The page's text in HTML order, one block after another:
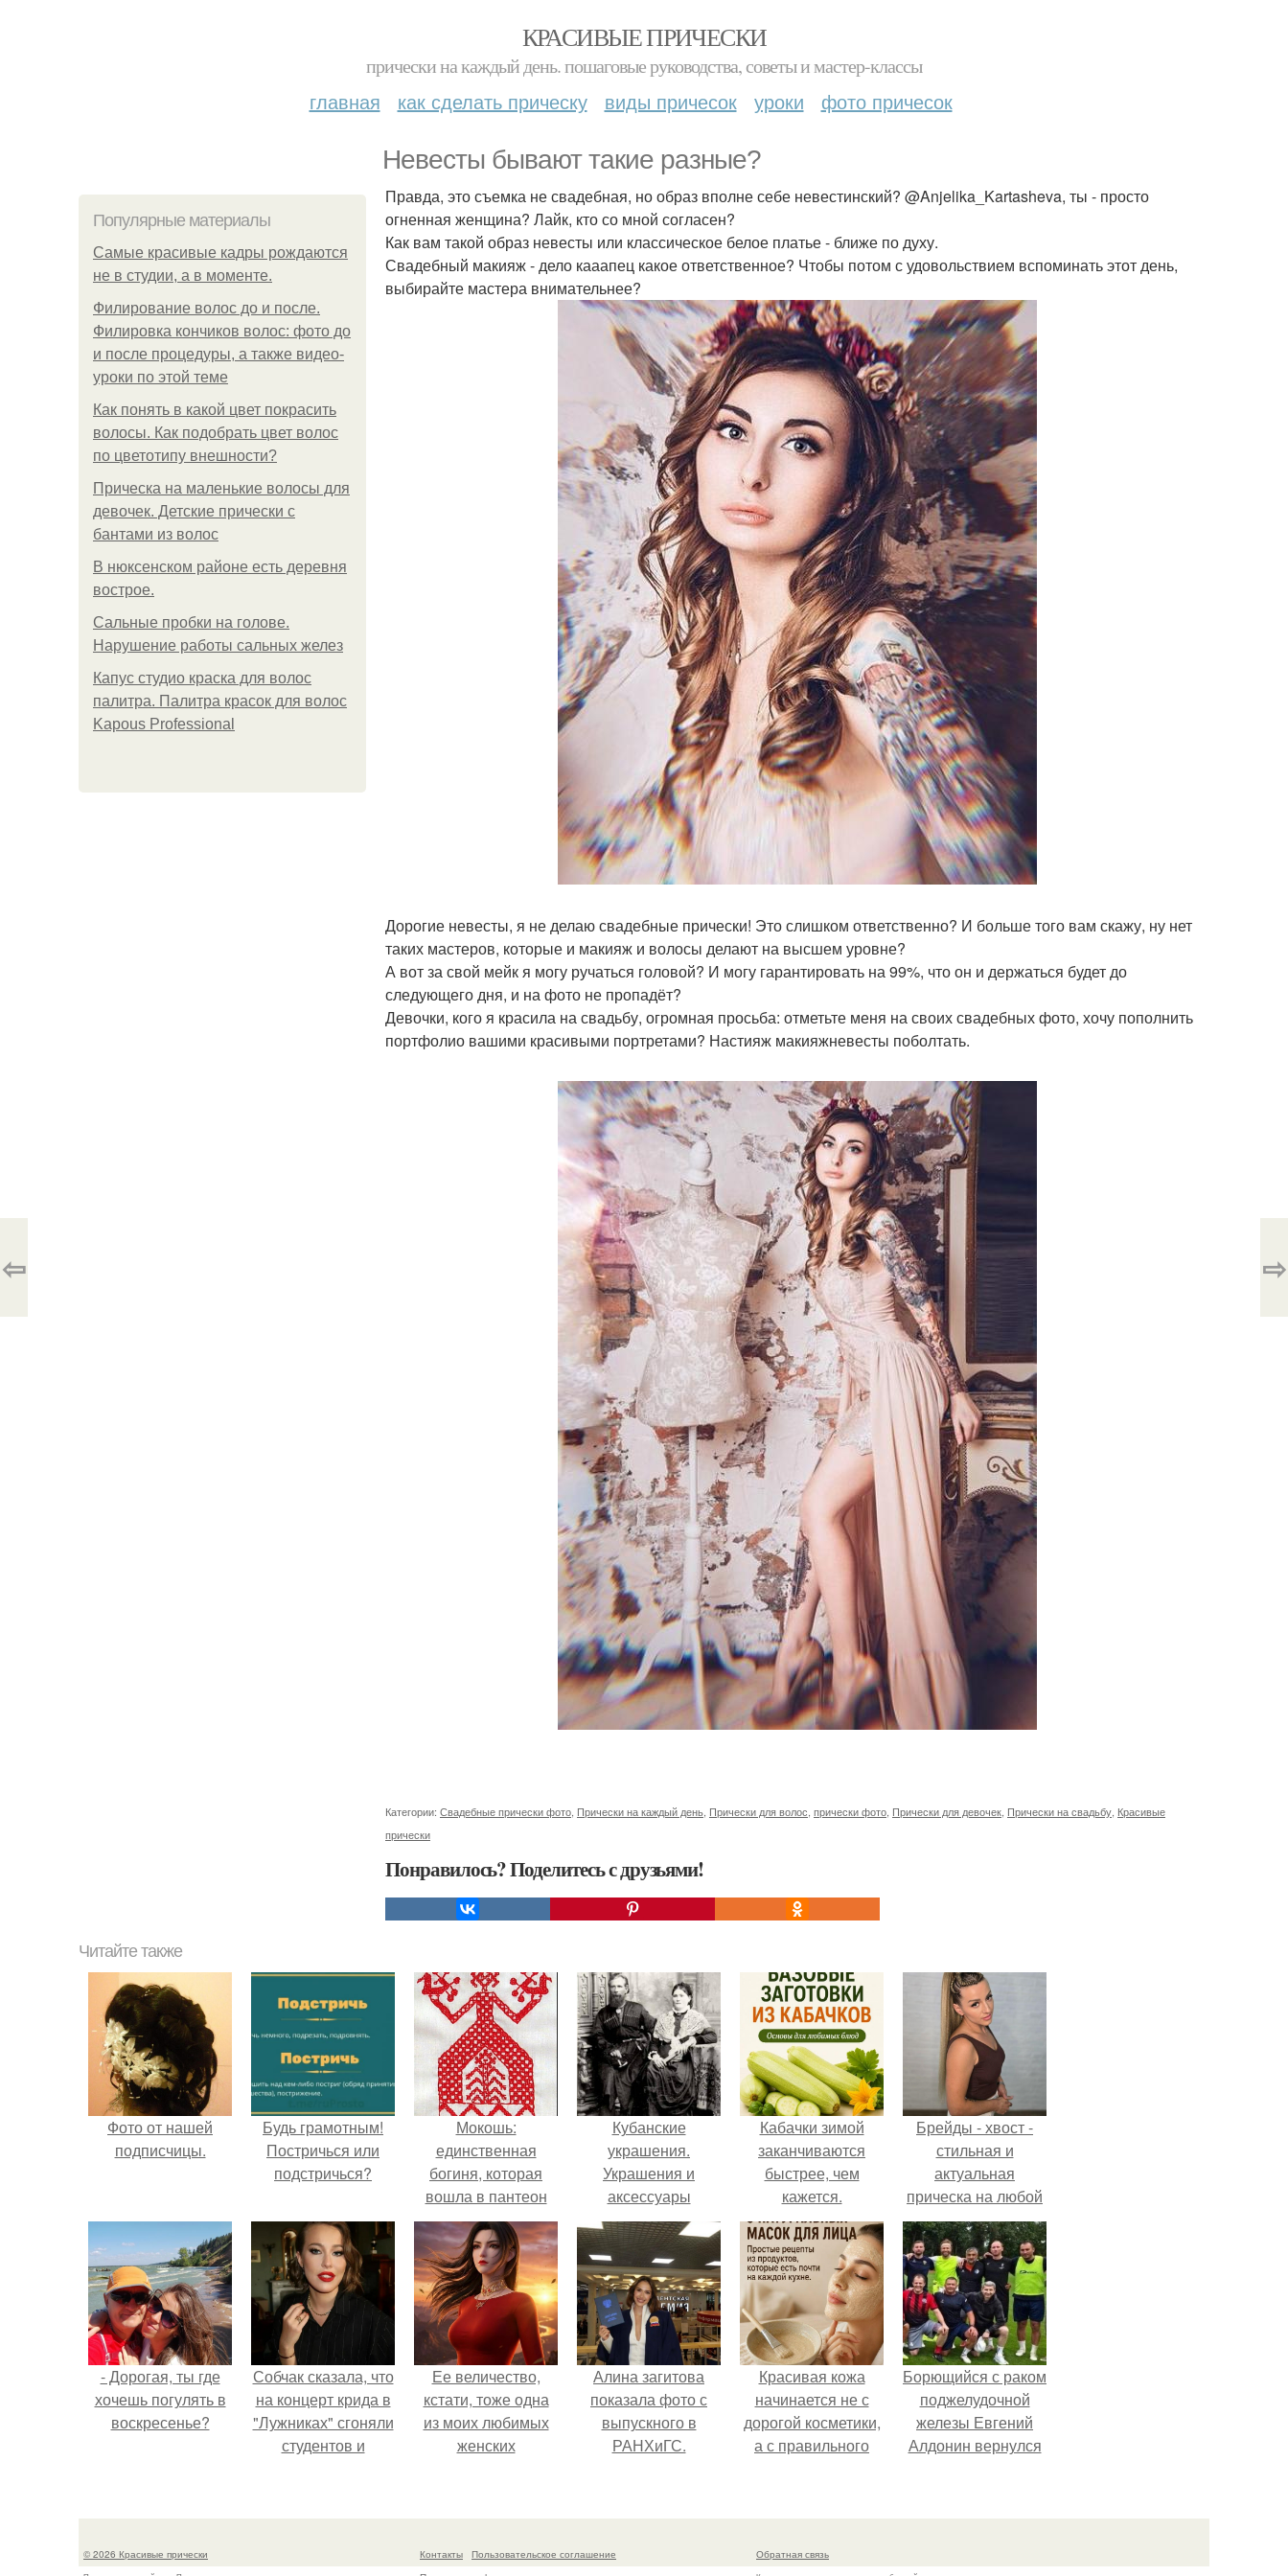
КРАСИВЫЕ ПРИЧЕСКИ
прически на каждый день. пошаговые руководства, советы и мастер-классы
главная как сделать прическу виды причесок уроки фото причесок
Невесты бывают такие разные?
Популярные материалы
Самые красивые кадры рождаются
не в студии, а в моменте.
Филирование волос до и после.
Филировка кончиков волос: фото до
и после процедуры, а также видео-
уроки по этой теме
Как понять в какой цвет покрасить
волосы. Как подобрать цвет волос
по цветотипу внешности?
Прическа на маленькие волосы для
девочек. Детские прически с
бантами из волос
В нюксенском районе есть деревня
вострое.
Сальные пробки на голове.
Нарушение работы сальных желез
Капус студио краска для волос
палитра. Палитра красок для волос
Kapous Professional
Правда, это съемка не свадебная, но образ вполне себе невестинский? @Anjelika_Kartasheva, ты - просто
огненная женщина? Лайк, кто со мной согласен?
Как вам такой образ невесты или классическое белое платье - ближе по духу.
Свадебный макияж - дело кааапец какое ответственное? Чтобы потом с удовольствием вспоминать этот день,
выбирайте мастера внимательнее?
Дорогие невесты, я не делаю свадебные прически! Это слишком ответственно? И больше того вам скажу, ну нет
таких мастеров, которые и макияж и волосы делают на высшем уровне?
А вот за свой мейк я могу ручаться головой? И могу гарантировать на 99%, что он и держаться будет до
следующего дня, и на фото не пропадёт?
Девочки, кого я красила на свадьбу, огромная просьба: отметьте меня на своих свадебных фото, хочу пополнить
портфолио вашими красивыми портретами? Настияж макияжневесты поболтать.
Категории: Свадебные прически фото Прически на каждый день Прически для волос прически фото Прически для девочек Прически на свадьбу Красивые
прически
Понравилось? Поделитесь с друзьями!
⇦ ⇨
Читайте также
Фото от нашей
подписчицы.
Будь грамотным!
Постричься или
подстричься?
Мокошь:
единственная
богиня, которая
вошла в пантеон
князя Владимира.
Кубанские
украшения.
Украшения и
аксессуары
кубанских казачек.
Кабачки зимой
заканчиваются
быстрее, чем
кажется.
Брейды - хвост -
стильная и
актуальная
прическа на любой
случай.
- Дорогая, ты где
хочешь погулять в
воскресенье?
Собчак сказала, что
на концерт крида в
"Лужниках" сгоняли
студентов и
так везде были
Ее величество,
кстати, тоже одна
из моих любимых
женских
Алина загитова
показала фото с
выпускного в
РАНХиГС.
Красивая кожа
начинается не с
дорогой косметики,
а с правильного
Борющийся с раком
поджелудочной
железы Евгений
Алдонин вернулся
в Германии.
© 2026 Красивые прически Контакты
Пользовательское соглашение
Обратная связь